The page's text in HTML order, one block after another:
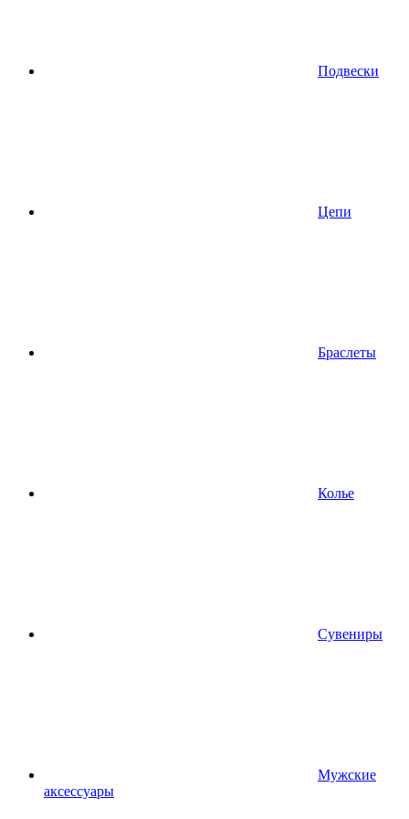
Подвески
Цепи
Браслеты
Колье
Сувениры
Мужские
аксессуары